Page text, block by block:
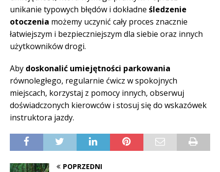
unikanie typowych błędów i dokładne śledzenie
otoczenia możemy uczynić cały proces znacznie
łatwiejszym i bezpieczniejszym dla siebie oraz innych
użytkowników drogi.
Aby doskonalić umiejętności parkowania
równoległego, regularnie ćwicz w spokojnych
miejscach, korzystaj z pomocy innych, obserwuj
doświadczonych kierowców i stosuj się do wskazówek
instruktora jazdy.
POPRZEDNI